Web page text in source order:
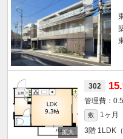
302
敷 1ヶ月
3階 1LDK